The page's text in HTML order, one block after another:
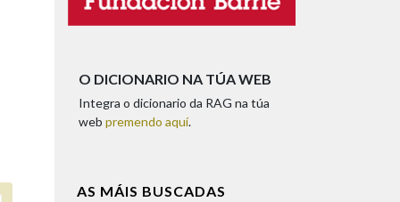
O DICIONARIO NA TÚA WEB
Integra o dicionario da RAG na túa
web premendo aquí.
AS MÁIS BUSCADAS